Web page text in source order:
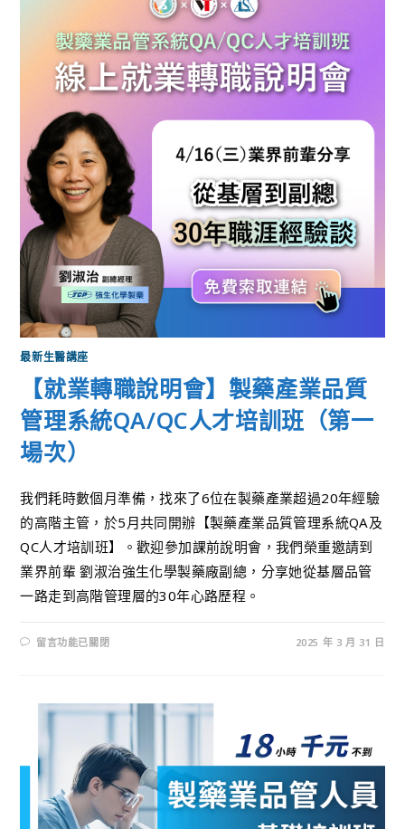
最新生醫講座
【就業轉職說明會】製藥產業品質
管理系統QA/QC人才培訓班（第一
場次）
我們耗時數個月準備，找來了6位在製藥產業超過20年經驗
的高階主管，於5月共同開辦【製藥產業品質管理系統QA及
QC人才培訓班】。歡迎參加課前說明會，我們榮重邀請到
業界前輩 劉淑治強生化學製藥廠副總，分享她從基層品管
一路走到高階管理層的30年心路歷程。
留言功能已關閉 2025 年 3 月 31 日